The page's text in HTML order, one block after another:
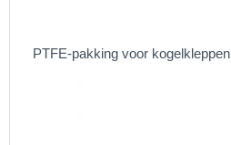
PTFE-pakking voor kogelkleppen